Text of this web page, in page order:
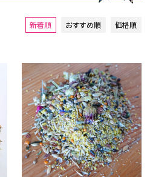
新着順 おすすめ順 価格順